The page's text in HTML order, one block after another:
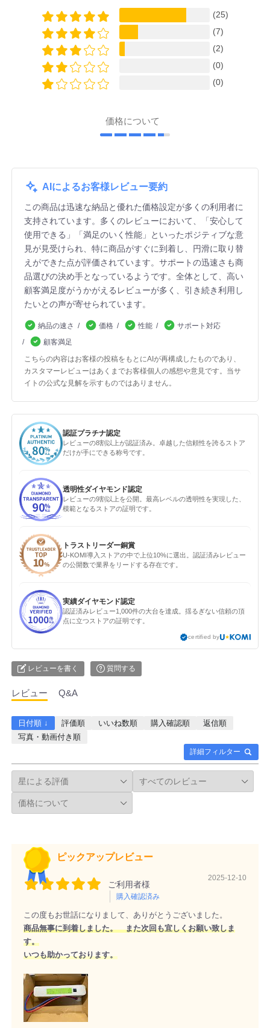
(25)
(7)
(2)
(0)
(0)
価格について
AIによるお客様レビュー要約
この商品は迅速な納品と優れた価格設定が多くの利用者に
支持されています。多くのレビューにおいて、「安心して
使用できる」「満足のいく性能」といったポジティブな意
見が見受けられ、特に商品がすぐに到着し、円滑に取り替
えができた点が評価されています。サポートの迅速さも商
品選びの決め手となっているようです。全体として、高い
顧客満足度がうかがえるレビューが多く、引き続き利用し
たいとの声が寄せられています。
納品の速さ 価格 性能
サポート対応
顧客満足
こちらの内容はお客様の投稿をもとにAIが再構成したものであり、
カスタマーレビューはあくまでお客様個人の感想や意見です。当サ
イトの公式な見解を示すものではありません。
認証プラチナ認定
レビューの8割以上が認証済み。卓越した信頼性を誇るストア
だけが手にできる称号です。
透明性ダイヤモンド認定
レビューの9割以上を公開。最高レベルの透明性を実現した、
模範となるストアの証明です。
トラストリーダー銅賞
U-KOMI導入ストアの中で上位10%に選出。認証済みレビュー
の公開数で業界をリードする存在です。
実績ダイヤモンド認定
認証済みレビュー1,000件の大台を達成。揺るぎない信頼の頂
点に立つストアの証明です。
certified by
レビューを書く 質問する
レビュー Q&A
詳細フィルター
日付順 ↓ 評価順 いいね数順 購入確認順
返信順
写真・動画付き順
ピックアップレビュー
ご利用者様
購入確認済み
2025-12-10
この度もお世話になりまして、ありがとうございました。
商品無事に到着しました。 また次回も宜しくお願い致しま
す。
いつも助かっております。